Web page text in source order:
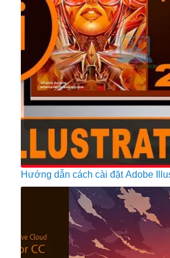
Hướng dẫn cách cài đặt Adobe